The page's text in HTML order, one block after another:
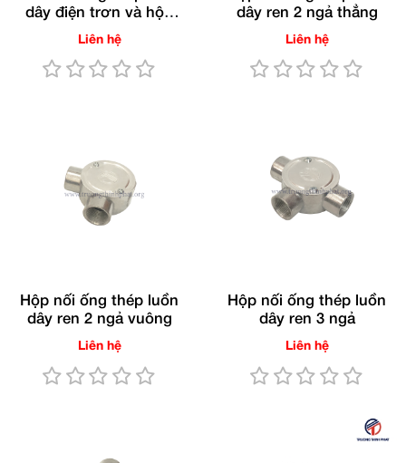
dây điện trơn và hộp
điện TTP®
Liên hệ
dây ren 2 ngả thẳng
Liên hệ
Hộp nối ống thép luồn
dây ren 2 ngả vuông
Liên hệ
Hộp nối ống thép luồn
dây ren 3 ngả
Liên hệ